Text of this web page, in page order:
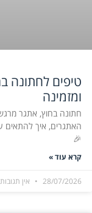
טיפים לחתונה
ומזמינה
חתונה בחוץ, אתגר
האתגרים, איך להתאים
🎉
קרא עוד »
28/07/2026 אין תגובות